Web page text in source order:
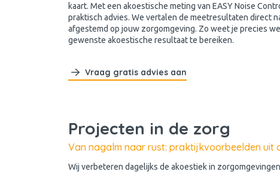
kaart. Met een akoestische meting van EASY Noise
praktisch advies. We vertalen de meetresultaten direct
afgestemd op jouw zorgomgeving. Zo weet je precies
gewenste akoestische resultaat te bereiken.
Vraag gratis advies aan
Projecten in de zorg
Van nagalm naar rust: praktijkvoorbeelden uit
Wij verbeteren dagelijks de akoestiek in